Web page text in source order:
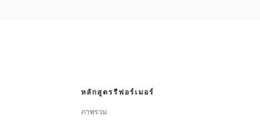
หลักสูตรรีฟอร์เมอร์
ภาพรวม